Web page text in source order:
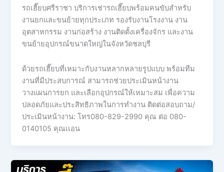
รถเฮี๊ยบศรีราชา บริการเช่ารถเฮี๊ยบพร้อมคนขับสำหรับ
งานยกและขนย้ายทุกประเภท รองรับงานโรงงาน งาน
อุตสาหกรรม งานก่อสร้าง งานติดตั้งเครื่องจักร และงาน
ขนย้ายอุปกรณ์ขนาดใหญ่ในจังหวัดชลบุรี
ด้วยรถเฮี๊ยบที่เหมาะกับงานหลากหลายรูปแบบ พร้อมทีม
งานที่มีประสบการณ์ สามารถช่วยประเมินหน้างาน
วางแผนการยก และเลือกอุปกรณ์ให้เหมาะสม เพื่อความ
ปลอดภัยและประสิทธิภาพในการทำงาน ติดต่อสอบถาม/
ประเมินหน้างาน: โทร080-829-2990 คุณ ต่อ 080-
0140105 คุณเเอน